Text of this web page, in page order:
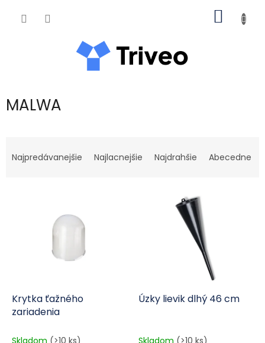
MALWA
Najpredávanejšie Najlacnejšie Najdrahšie Abecedne
Krytka ťažného
zariadenia
Úzky lievik dlhý 46 cm